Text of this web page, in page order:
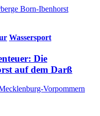
Wassersport
Die
auf dem Darß
Vorpommern